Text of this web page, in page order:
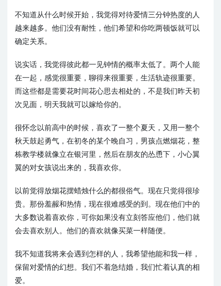
不知道从什么时候开始，我觉得对待爱情三分钟热度的人
越来越多。他们没有耐性，他们希望和你吃两顿饭就可以
确定关系。
说实话，我觉得彼此都一见钟情的概率太低了。两个人能
在一起，感觉很重要，聊得来很重要，生活轨迹很重要。
而这些都是需要花时间花心思去相处的，不是我们昨天初
次见面，明天我就可以嫁给你的。
很怀念以前高中的时候，喜欢了一整个夏天，又用一整个
秋天鼓起勇气，在初冬的某个晚自习，男孩点燃烟花，整
栋教学楼就像立在银河里，然后在朋友的怂恿下，小心翼
翼的对女孩说出来的，我喜欢你。
以前觉得放烟花摆蜡烛什么的都很俗气。现在只觉得很珍
贵。那份羞赧和热情，现在很难感受的到。现在他们中的
大多数说着喜欢你，可你如果没有立刻答应他们，他们就
会去喜欢别人。他们的喜欢就像买菜一样随便。
我不知道我将来会遇到怎样的人，我希望他能和我一样，
保留对爱情的幻想。我们不着急结婚，我们忙着认真的相
爱。